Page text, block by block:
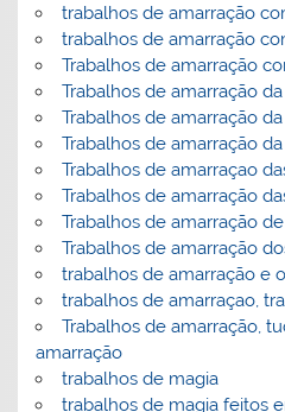
trabalhos de amarração
trabalhos de amarração
Trabalhos de amarração
Trabalhos de amarração
Trabalhos de amarração
Trabalhos de amarração
Trabalhos de amarraçao
Trabalhos de amarração
Trabalhos de amarração
Trabalhos de amarração
trabalhos de amarração e
trabalhos de amarraçao,
Trabalhos de amarração,
amarração
trabalhos de magia
trabalhos de magia feitos